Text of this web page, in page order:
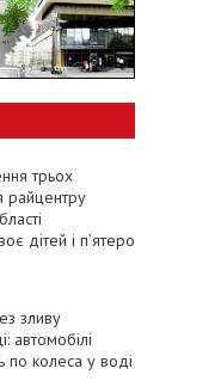
трьох
райцентру
дітей і пʼятеро
зливу
автомобілі
по колеса у воді